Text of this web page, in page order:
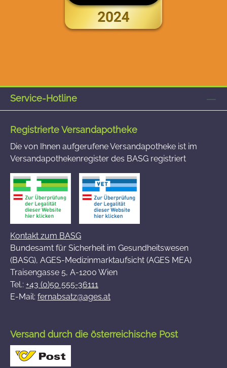
Service-Hotline
Registrierte Versandapotheke
Die von Ihnen aufgerufene Versandapotheke ist im
Versandapothekenregister des BASG registriert
Kontakt zum BASG
Bundesamt für Sicherheit im Gesundheitswesen
(BASG), AGES-Medizinmarktaufsicht (AGES MEA)
Traisengasse 5, A-1200 Wien
Tel.: +43 (0)50 555-36111
E-Mail: fernabsatz@ages.at
Versand durch die österreichische Post